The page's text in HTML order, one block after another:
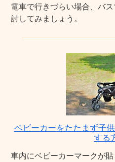
電車で行きづらい場合、バ
討してみましょう。
ベビーカーをたたまず子
する
車内にベビーカーマークが